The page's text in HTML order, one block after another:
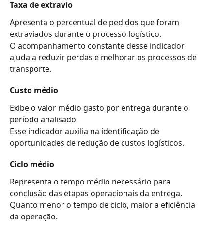
Taxa de extravio
Apresenta o percentual de pedidos que foram
extraviados durante o processo logístico.
O acompanhamento constante desse indicador
ajuda a reduzir perdas e melhorar os processos de
transporte.
Custo médio
Exibe o valor médio gasto por entrega durante o
período analisado.
Esse indicador auxilia na identificação de
oportunidades de redução de custos logísticos.
Ciclo médio
Representa o tempo médio necessário para
conclusão das etapas operacionais da entrega.
Quanto menor o tempo de ciclo, maior a eficiência
da operação.